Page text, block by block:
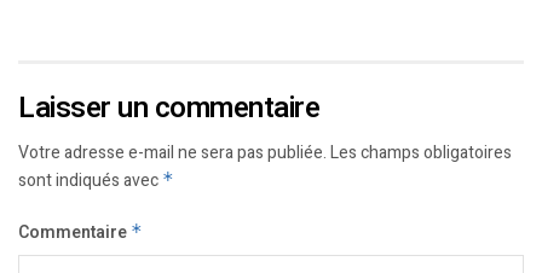
Laisser un commentaire
Votre adresse e-mail ne sera pas publiée.Les champs obligatoires
sont indiqués avec *
Commentaire *